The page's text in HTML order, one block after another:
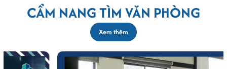
CẨM NANG TÌM VĂN PHÒNG
Xem thêm